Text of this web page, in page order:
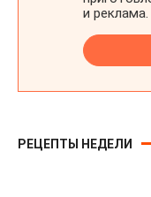
РЕЦЕПТЫ НЕДЕЛИ